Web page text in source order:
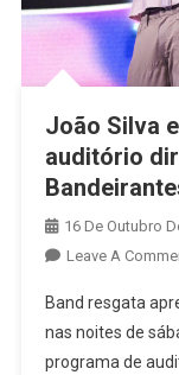
João Silva
auditório
16 De Outubro
Leave A
Band resgata
nas noites de
programa de